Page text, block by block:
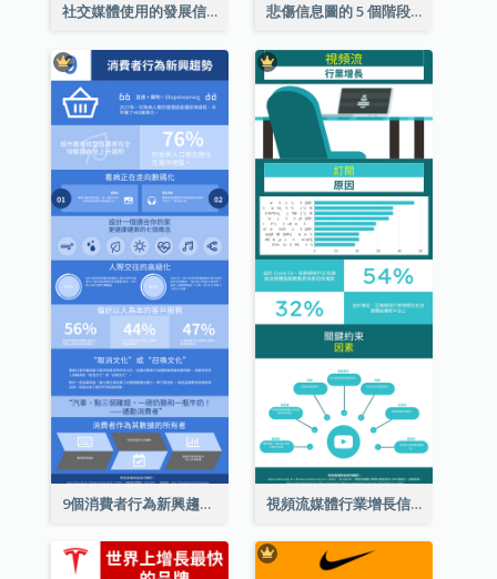
社交媒體使用的發展信息圖表 悲傷信息圖的 5 個階段（附解釋）
9個消費者行為新興趨勢信息圖表 視頻流媒體行業增長信息圖表